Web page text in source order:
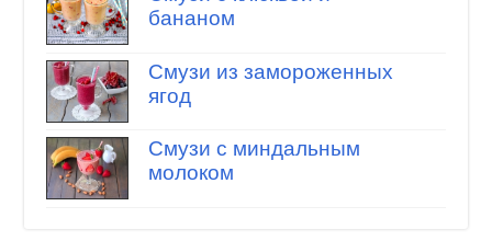
бананом
Смузи из замороженных
ягод
Смузи с миндальным
молоком